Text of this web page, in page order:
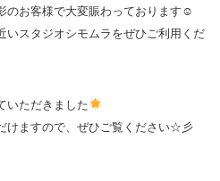
のお客様で大変賑わっております☺
いスタジオシモムラをぜひご利用くだ
いただきました
けますので、ぜひご覧ください☆彡